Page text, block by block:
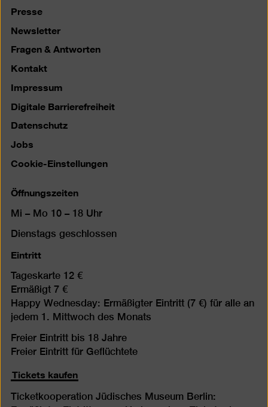
Presse
Newsletter
Fragen & Antworten
Kontakt
Impressum
Digitale Barrierefreiheit
Datenschutz
Jobs
Cookie-Einstellungen
Öffnungszeiten
Mi – Mo 10 – 18 Uhr
Dienstags geschlossen
Eintritt
Tageskarte 12 €
Ermäßigt 7 €
Happy Wednesday: Ermäßigter Eintritt (7 €) für alle an
jedem 1. Mittwoch des Monats
Freier Eintritt bis 18 Jahre
Freier Eintritt für Geflüchtete
Tickets kaufen
Ticketkooperation Jüdisches Museum Berlin: